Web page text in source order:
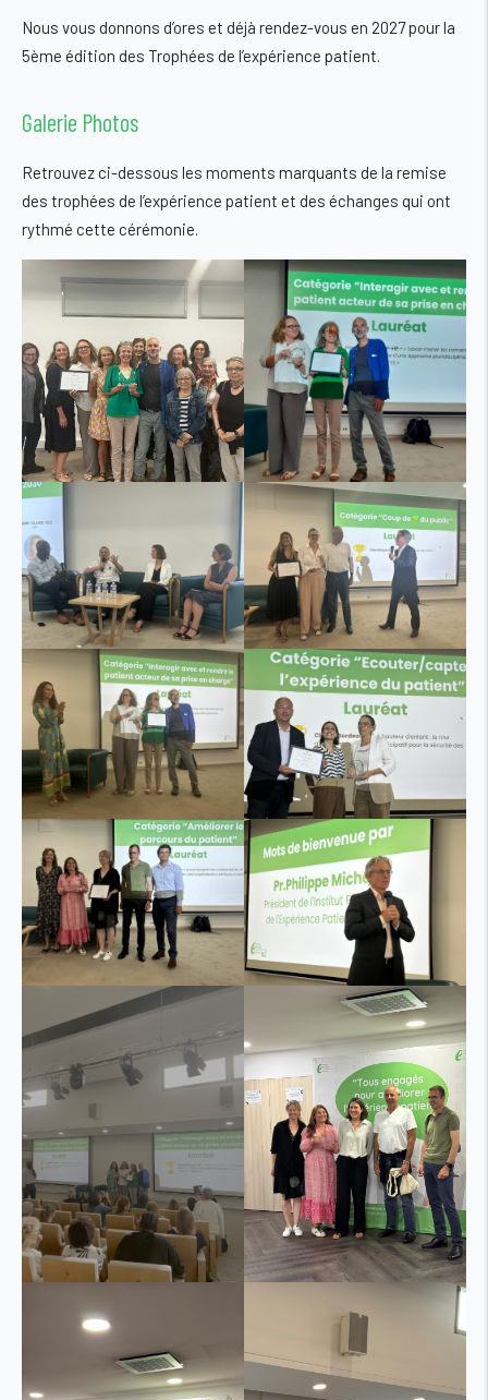
Nous vous donnons d’ores et déjà rendez-vous en 2027 pour la
5ème édition des Trophées de l’expérience patient.
Galerie Photos
Retrouvez ci-dessous les moments marquants de la remise
des trophées de l’expérience patient et des échanges qui ont
rythmé cette cérémonie.